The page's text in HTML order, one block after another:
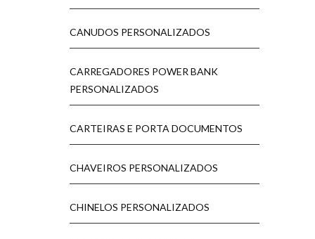
CANUDOS PERSONALIZADOS
CARREGADORES POWER BANK
PERSONALIZADOS
CARTEIRAS E PORTA DOCUMENTOS
CHAVEIROS PERSONALIZADOS
CHINELOS PERSONALIZADOS